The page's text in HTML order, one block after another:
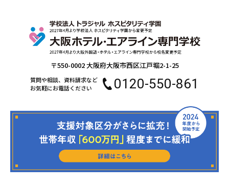
〒550-0002 大阪府大阪市西区江戸堀2-1-25
質問や相談、資料請求など
お気軽にお電話ください
0120-550-861